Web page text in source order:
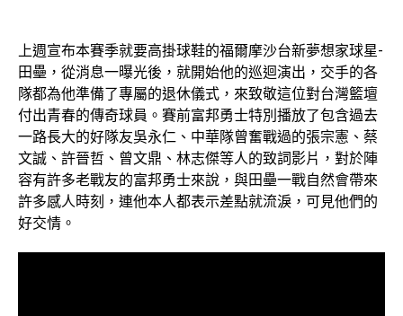
上週宣布本賽季就要高掛球鞋的福爾摩沙台新夢想家球星-
田壘，從消息一曝光後，就開始他的巡迴演出，交手的各
隊都為他準備了專屬的退休儀式，來致敬這位對台灣籃壇
付出青春的傳奇球員。賽前富邦勇士特別播放了包含過去
一路長大的好隊友吳永仁、中華隊曾奮戰過的張宗憲、蔡
文誠、許晉哲、曾文鼎、林志傑等人的致詞影片，對於陣
容有許多老戰友的富邦勇士來說，與田壘一戰自然會帶來
許多感人時刻，連他本人都表示差點就流淚，可見他們的
好交情。